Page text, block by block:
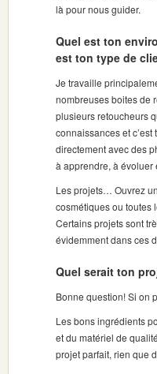
là pour nous guider.
Quel est ton
est ton type de
Je travaille
nombreuses boites de
plusieurs retoucheurs
connaissances et
directement avec des
à apprendre, à évoluer
Les projets… Ouvrez
cosmétiques ou toutes
Certains projets sont
évidemment dans ces
Quel serait ton
Bonne question! Si on
Les bons ingrédients
et du matériel de
projet parfait, rien que